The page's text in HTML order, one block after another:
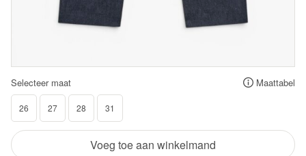
Selecteer maat Maattabel
26 27 28 31
Voeg toe aan winkelmand